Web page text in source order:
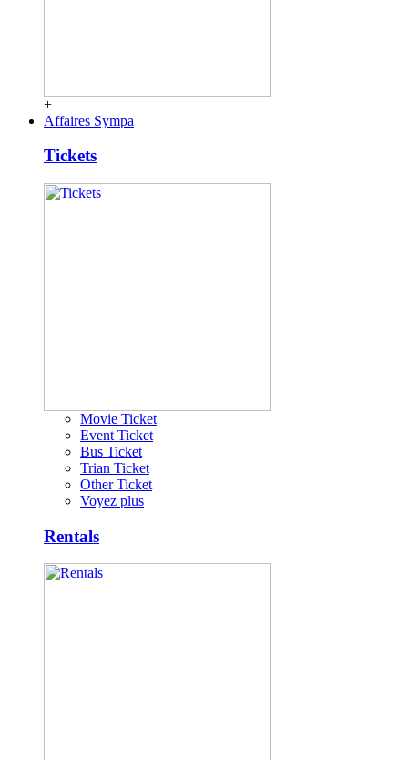
+
Affaires Sympa
Tickets
Movie Ticket
Event Ticket
Bus Ticket
Trian Ticket
Other Ticket
Voyez plus
Rentals